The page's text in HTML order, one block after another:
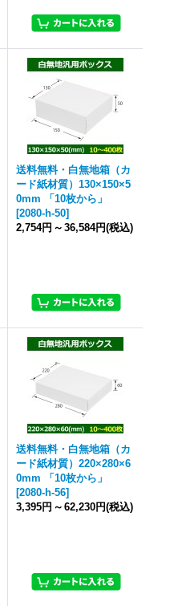
送料無料・白無地箱（カ
ード紙材質）130×150×5
0mm 「10枚から」
[2080-h-50]
2,754円 ～ 36,584円(税込)
送料無料・白無地箱（カ
ード紙材質）220×280×6
0mm 「10枚から」
[2080-h-56]
3,395円 ～ 62,230円(税込)